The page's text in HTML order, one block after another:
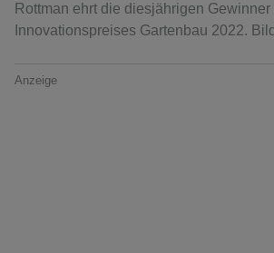
Rottman ehrt die diesjährigen
Innovationspreises Gartenbau 2022.
Anzeige